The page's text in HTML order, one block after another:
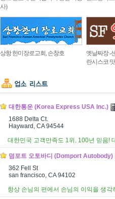
사)
상항 한미장로교회, 손창호
옛날짜장 -
란시스코
대한통운 (Korea Express USA Inc.)
1688 Delta Ct.
Hayward, CA 94544
대한민국 고객만족도 1위, 100년 믿음!
덤포트 오토바디 (Domport Autobody)
362 Fell St
san francisco, CA 94102
항상 손님의 편에서 손님의 이익을 생